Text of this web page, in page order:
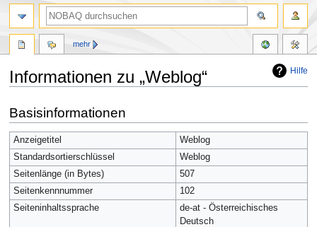
Hilfe
Informationen zu „Weblog“
Navigation
springen
Suche
springen
Basisinformationen
Anzeigetitel
Weblog
Standardsortierschlüssel
Weblog
Seitenlänge (in Bytes)
507
Seitenkennnummer
102
Seiteninhaltssprache
de-at - Österreichisches
Deutsch
mehr